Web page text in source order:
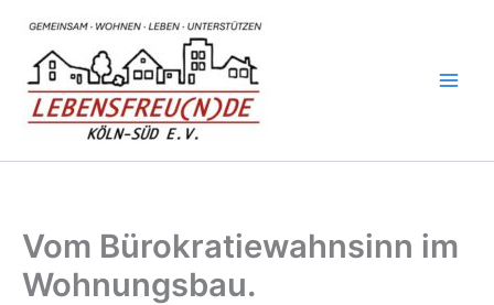
springen
Vom Bürokratiewahnsinn im
Wohnungsbau.